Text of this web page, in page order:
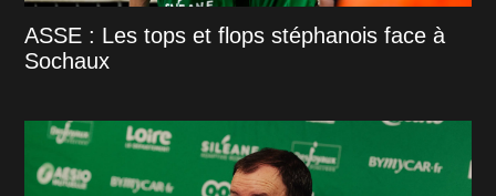
ASSE : Les tops et flops stéphanois face à
Sochaux